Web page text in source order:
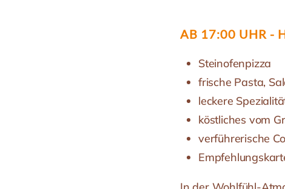
AB 17:00 UHR -
Steinofenpizza
frische Pasta,
leckere
köstliches vom
verführerische